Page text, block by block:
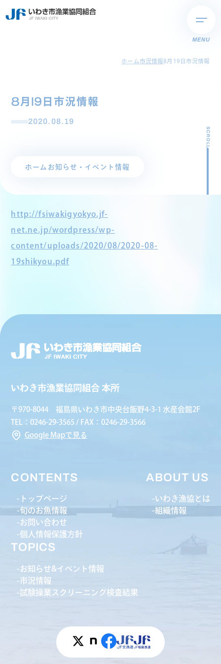
MENU
ホーム市況情報8月19日市況情報
8月19日市況情報
2020.08.19
ホーム お知らせ・イベント情報
SCROLL
http://fsiwakigyokyo.jf-
net.ne.jp/wordpress/wp-
content/uploads/2020/08/2020-08-
19shikyou.pdf
いわき市漁業協同組合 本所
〒970-8044 福島県いわき市中央台飯野4-3-1 水産会館2F
TEL：0246-29-3565 / FAX：0246-29-3566
Google Mapで見る
CONTENTS
トップページ
旬のお魚情報
お問い合わせ
個人情報保護方針
ABOUT US
いわき漁協とは
組織情報
TOPICS
お知らせ&イベント情報
市況情報
試験操業スクリーニング検査結果